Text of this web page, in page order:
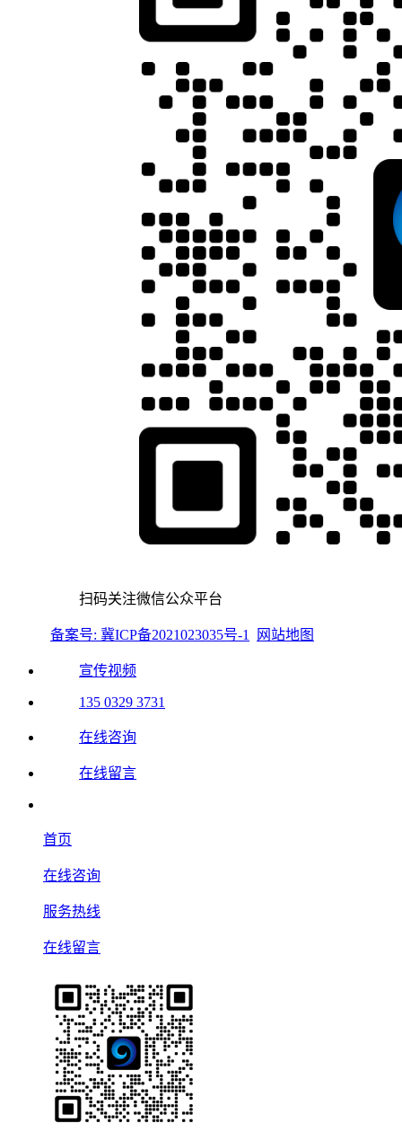
扫码关注微信公众平台
备案号: 冀ICP备2021023035号-1 网站地图
宣传视频
135 0329 3731
在线咨询
在线留言
首页
在线咨询
服务热线
在线留言